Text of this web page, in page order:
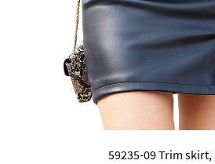
59235-09 Trim